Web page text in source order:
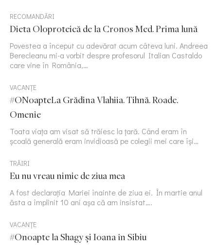
RECOMANDĂRI
Dieta Oloproteică de la Cronos Med. Prima lună
Povestea a început cu adevărat acum câteva luni. Andreea
Berecleanu mi-a vorbit despre profesorul Italian Castaldo
care vine în România,…
VACANȚE
#ONoapteLa Grădina Vlahiia. Tihnă. Roade.
Omenie
Toata viața am visat să trăiesc la țară. Când eram în
școală generală eram invidioasă pe colegii mei care își…
TRĂIRI
Eu nu vreau nimic de ziua mea
A fost declarația Mariei înainte de ziua ei. În martie anul
ăsta a împlinit 10 ani așa că am insistat….
VACANȚE
#Onoapte la Shagy și Ioana în Sibiu